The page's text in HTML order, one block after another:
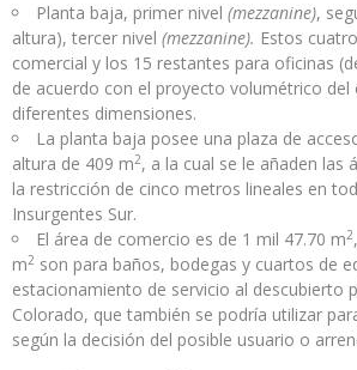
Planta baja, primer nivel (mezzanine),
altura), tercer nivel (mezzanine). Estos
comercial y los 15 restantes para oficinas
de acuerdo con el proyecto volumétrico del
diferentes dimensiones.
La planta baja posee una plaza de
altura de 409 m2, a la cual se le añaden las
la restricción de cinco metros lineales en
Insurgentes Sur.
El área de comercio es de 1 mil 47.70 m2
m2 son para baños, bodegas y cuartos de
estacionamiento de servicio al descubierto
Colorado, que también se podría utilizar
según la decisión del posible usuario o